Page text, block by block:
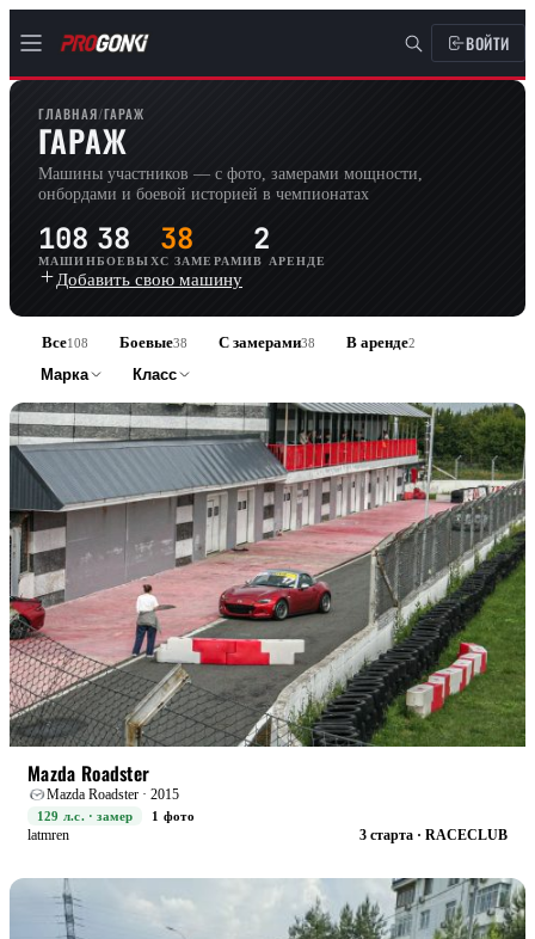
ВОЙТИ
ГЛАВНАЯ/ГАРАЖ
ГАРАЖ
Машины участников — с фото, замерами мощности,
онбордами и боевой историей в чемпионатах
108
МАШИН
38
БОЕВЫХ
38
С ЗАМЕРАМИ
2
В АРЕНДЕ
Добавить свою машину
Все108 Боевые38 С замерами38 В аренде2
Марка Класс
Mazda Roadster
Mazda Roadster · 2015
129 л.с. · замер
1 фото
latmren
3 старта · RACECLUB